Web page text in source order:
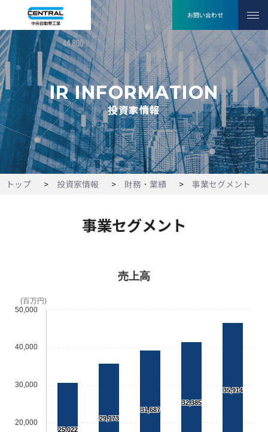
IR INFORMATION
投資家情報
IR INFORMATION
投資家情報
トップ 投資家情報 財務・業績 事業セグメント
事業セグメント
売上高
20,000
30,000
40,000
50,000
(百万円)
25,022
29,173
31,687
32,385
35,914
お問い合わせ